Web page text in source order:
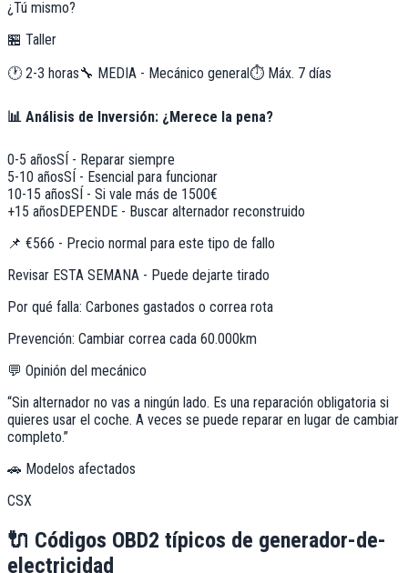
¿Tú mismo?
🏪 Taller
🕐 2-3 horas🔧 MEDIA - Mecánico general⏱️ Máx. 7 días
📊 Análisis de Inversión: ¿Merece la pena?
0-5 añosSÍ - Reparar siempre
5-10 añosSÍ - Esencial para funcionar
10-15 añosSÍ - Si vale más de 1500€
+15 añosDEPENDE - Buscar alternador reconstruido
📌 €566 - Precio normal para este tipo de fallo
Revisar ESTA SEMANA - Puede dejarte tirado
Por qué falla: Carbones gastados o correa rota
Prevención: Cambiar correa cada 60.000km
💬 Opinión del mecánico
“Sin alternador no vas a ningún lado. Es una reparación obligatoria si
quieres usar el coche. A veces se puede reparar en lugar de cambiar
completo.”
🚗 Modelos afectados
CSX
🔌 Códigos OBD2 típicos de generador-de-
electricidad